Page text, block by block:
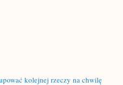
kolejnej rzeczy na chwilę